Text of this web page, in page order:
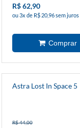
R$ 62,90
ou 3x de R$ 20,96 sem juros
Astra Lost In Space 5
R$ 44,00